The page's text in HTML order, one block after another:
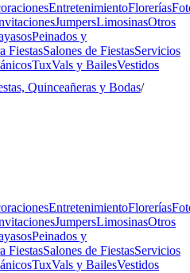
EntretenimientoFlorerías
JumpersLimosinasOtros
Peinados y
FiestasSalones de FiestasServicios
TuxVals y BailesVestidos
Quinceañeras y Bodas/
EntretenimientoFlorerías
JumpersLimosinasOtros
Peinados y
FiestasSalones de FiestasServicios
TuxVals y BailesVestidos